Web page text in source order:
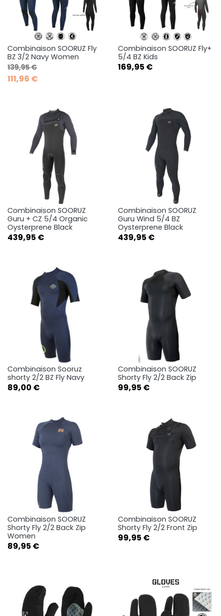
Combinaison SOORUZ Fly
BZ 3/2 Navy Women
Prix de base
139,95 €Prix
111,96 €
Combinaison SOORUZ Fly+
5/4 BZ Kids
Prix
169,95 €
Combinaison SOORUZ
Guru + CZ 5/4 Organic
Oysterprene Black
Prix
439,95 €
Combinaison SOORUZ
Guru Wind 5/4 BZ
Oysterprene Black
Prix
439,95 €
Combinaison Sooruz
shorty 2/2 BZ Fly Navy
Prix
89,00 €
Combinaison SOORUZ
Shorty Fly 2/2 Back Zip
Prix
99,95 €
Combinaison SOORUZ
Shorty Fly 2/2 Back Zip
Women
Prix
89,95 €
Combinaison SOORUZ
Shorty Fly 2/2 Front Zip
Prix
99,95 €